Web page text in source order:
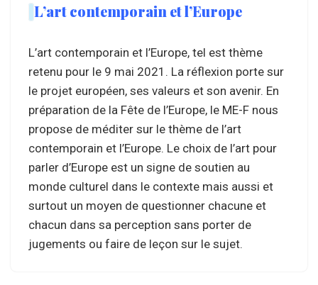
L’art contemporain et l’Europe
L’art contemporain et l’Europe, tel est thème
retenu pour le 9 mai 2021. La réflexion porte sur
le projet européen, ses valeurs et son avenir. En
préparation de la Fête de l’Europe, le ME-F nous
propose de méditer sur le thème de l’art
contemporain et l’Europe. Le choix de l’art pour
parler d’Europe est un signe de soutien au
monde culturel dans le contexte mais aussi et
surtout un moyen de questionner chacune et
chacun dans sa perception sans porter de
jugements ou faire de leçon sur le sujet.